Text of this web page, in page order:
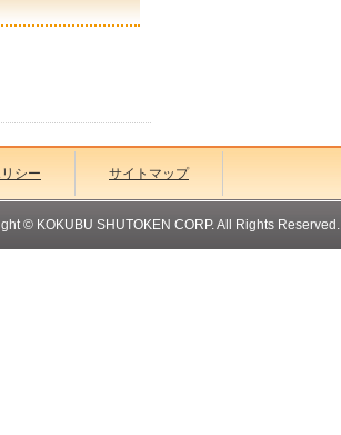
シー サイトマップ
© KOKUBU SHUTOKEN CORP. All Rights Reserved.